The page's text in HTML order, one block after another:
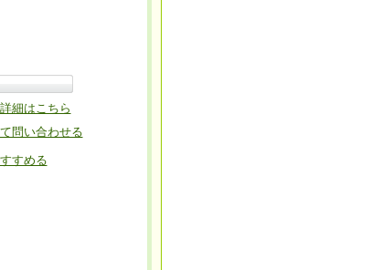
細はこちら
問い合わせる
すめる